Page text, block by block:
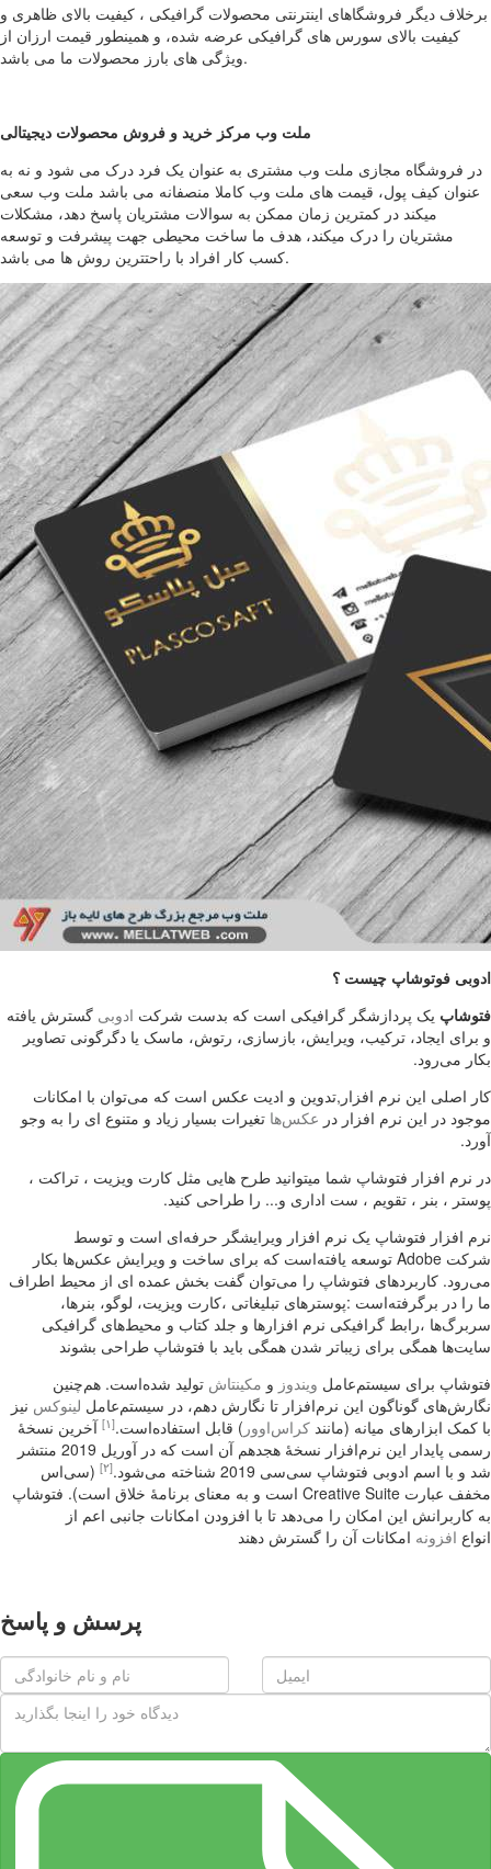
برخلاف دیگر فروشگاهای اینترنتی محصولات گرافیکی ، کیفیت بالای ظاهری و
کیفیت بالای سورس های گرافیکی عرضه شده، و همینطور قیمت ارزان از
ویژگی های بارز محصولات ما می باشد.
ملت وب مرکز خرید و فروش محصولات دیجیتالی
در فروشگاه مجازی ملت وب مشتری به عنوان یک فرد درک می شود و نه به
عنوان کیف پول، قیمت های ملت وب کاملا منصفانه می باشد ملت وب سعی
میکند در کمترین زمان ممکن به سوالات مشتریان پاسخ دهد، مشکلات
مشتریان را درک میکند، هدف ما ساخت محیطی جهت پیشرفت و توسعه
کسب کار افراد با راحتترین روش ها می باشد.
ادوبی فوتوشاپ چیست ؟
فتوشاپ یک پردازشگر گرافیکی است که بدست شرکت ادوبی گسترش یافته
و برای ایجاد، ترکیب، ویرایش، بازسازی، رتوش، ماسک یا دگرگونی تصاویر
بکار می‌رود.
کار اصلی این نرم افزار,تدوین و ادیت عکس است که می‌توان با امکانات
موجود در این نرم افزار در عکس‌ها تغیرات بسیار زیاد و متنوع ای را به وجو
آورد.
در نرم افزار فتوشاپ شما میتوانید طرح هایی مثل کارت ویزیت ، تراکت ،
پوستر ، بنر ، تقویم ، ست اداری و... را طراحی کنید.
نرم افزار فتوشاپ یک نرم افزار ویرایشگر حرفه‌ای است و توسط
شرکت Adobe توسعه یافته‌است که برای ساخت و ویرایش عکس‌ها بکار
می‌رود. کاربردهای فتوشاپ را می‌توان گفت بخش عمده ای از محیط اطراف
ما را در برگرفته‌است :پوسترهای تبلیغاتی ،کارت ویزیت، لوگو، بنرها،
سربرگ‌ها ،رابط گرافیکی نرم افزارها و جلد کتاب و محیط‌های گرافیکی
سایت‌ها همگی برای زیباتر شدن همگی باید با فتوشاپ طراحی بشوند
فتوشاپ برای سیستم‌عامل ویندوز و مکینتاش تولید شده‌است. هم‌چنین
نگارش‌های گوناگون این نرم‌افزار تا نگارش دهم، در سیستم‌عامل لینوکس نیز
با کمک ابزارهای میانه (مانند کراس‌اوور ) قابل استفاده‌است.[۱]
آخرین نسخهٔ
رسمی پایدار این نرم‌افزار نسخهٔ هجدهم آن است که در آوریل 2019 منتشر
شد و با اسم ادوبی فتوشاپ سی‌سی 2019 شناخته می‌شود.
[۲]
(سی‌اس
مخفف عبارت Creative Suite است و به معنای برنامهٔ خلاق است). فتوشاپ
به کاربرانش این امکان را می‌دهد تا با افزودن امکانات جانبی اعم از
انواع افزونه امکانات آن را گسترش دهند
پرسش و پاسخ